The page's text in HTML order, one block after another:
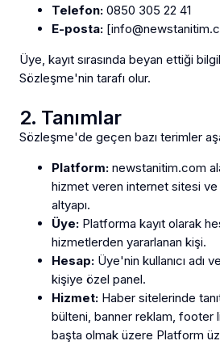
Telefon: 0850 305 22 41
E-posta: [
Üye, kayıt sırasında beyan ettiği
Sözleşme'nin tarafı olur.
2. Tanımlar
Sözleşme'de geçen bazı terimler
Platform: newstanitim.com
hizmet veren internet sitesi ve
altyapı.
Üye: Platforma kayıt olarak
hizmetlerden yararlanan kişi.
Hesap: Üye'nin kullanıcı adı
kişiye özel panel.
Hizmet: Haber sitelerinde
bülteni, banner reklam, footer
başta olmak üzere Platform